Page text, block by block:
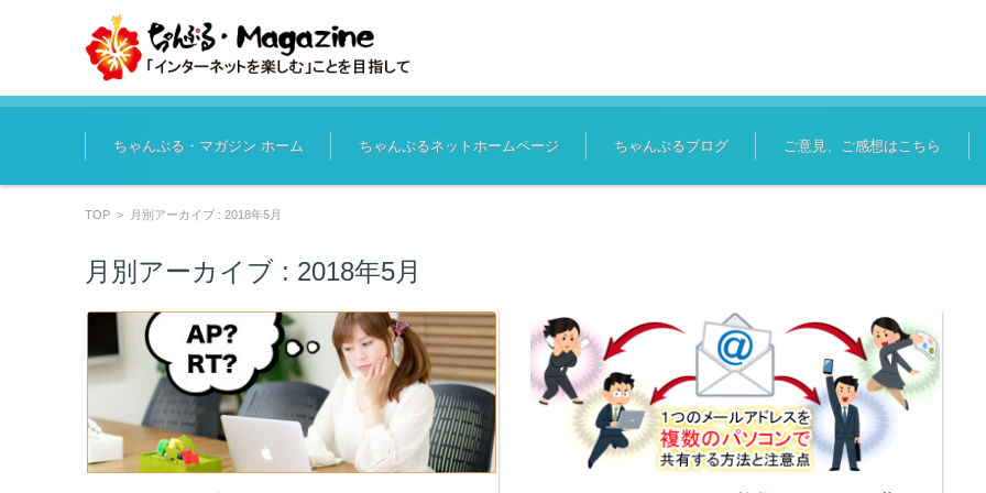
コンテンツに移動
ちゃんぷる・マガジン ホーム ちゃんぷるネットホームページ ちゃんぷるブログ ご意見、ご感想はこちら
TOP > 月別アーカイブ : 2018年5月
月別アーカイブ : 2018年5月